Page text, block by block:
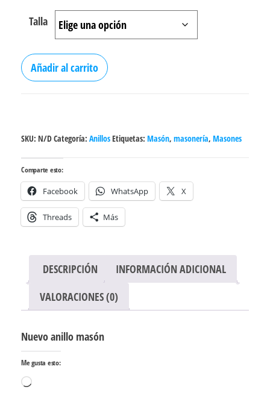
Talla
Anillo
mason
cantidad
Añadir al carrito
SKU: N/DCategoría: AnillosEtiquetas: Masón, masonería, Masones
Comparte esto:
Facebook WhatsApp X
Threads Más
DESCRIPCIÓN
INFORMACIÓN ADICIONAL
VALORACIONES (0)
Nuevo anillo masón
Me gusta esto:
Cargando...